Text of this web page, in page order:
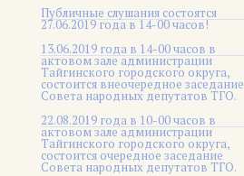
Публичные слушания состоятся
27.06.2019 года в 14-00 часов!
13.06.2019 года в 14-00 часов в
актовом зале администрации
Тайгинского городского округа,
состоится внеочередное заседание
Совета народных депутатов ТГО.
22.08.2019 года в 10-00 часов в
актовом зале администрации
Тайгинского городского округа,
состоится очередное заседание
Совета народных депутатов ТГО.